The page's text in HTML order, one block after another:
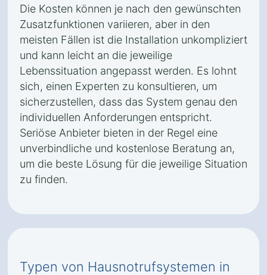
Die Kosten können je nach den gewünschten
Zusatzfunktionen variieren, aber in den
meisten Fällen ist die Installation unkompliziert
und kann leicht an die jeweilige
Lebenssituation angepasst werden. Es lohnt
sich, einen Experten zu konsultieren, um
sicherzustellen, dass das System genau den
individuellen Anforderungen entspricht.
Seriöse Anbieter bieten in der Regel eine
unverbindliche und kostenlose Beratung an,
um die beste Lösung für die jeweilige Situation
zu finden.
Typen von Hausnotrufsystemen in